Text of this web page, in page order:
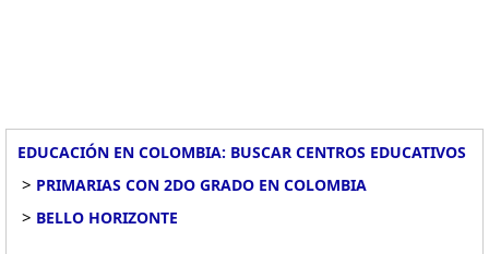
EDUCACIÓN EN COLOMBIA: BUSCAR CENTROS EDUCATIVOS
> PRIMARIAS CON 2DO GRADO EN COLOMBIA
> BELLO HORIZONTE